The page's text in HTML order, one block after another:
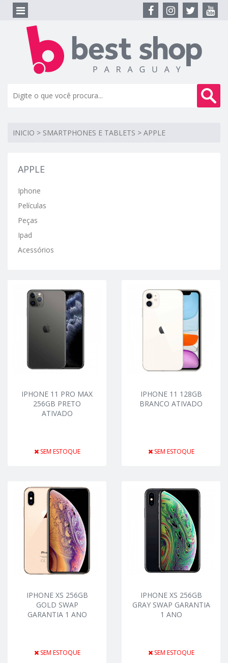
INICIO > SMARTPHONES E TABLETS > APPLE
APPLE
Iphone
Películas
Peças
Ipad
Acessórios
IPHONE 11 PRO MAX
256GB PRETO
ATIVADO
SEM ESTOQUE
IPHONE 11 128GB
BRANCO ATIVADO
SEM ESTOQUE
IPHONE XS 256GB
GOLD SWAP
GARANTIA 1 ANO
SEM ESTOQUE
IPHONE XS 256GB
GRAY SWAP GARANTIA
1 ANO
SEM ESTOQUE